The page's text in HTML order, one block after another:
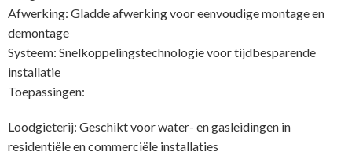
Afwerking: Gladde afwerking voor eenvoudige montage en
demontage
Systeem: Snelkoppelingstechnologie voor tijdbesparende
installatie
Toepassingen:
Loodgieterij: Geschikt voor water- en gasleidingen in
residentiële en commerciële installaties